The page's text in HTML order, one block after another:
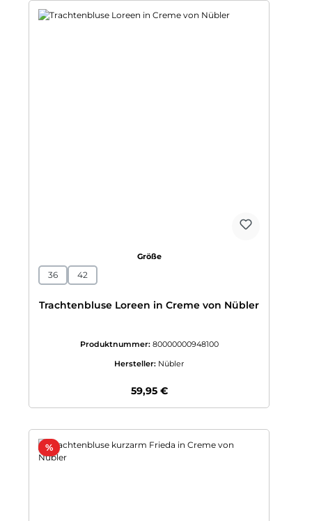
Größeauswählen
36 42
Trachtenbluse Loreen in Creme von Nübler
Produktnummer: 80000000948100
Hersteller: Nübler
Regulärer Preis:
59,95 €
%Rabatt